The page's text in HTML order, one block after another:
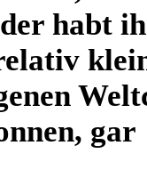
habt